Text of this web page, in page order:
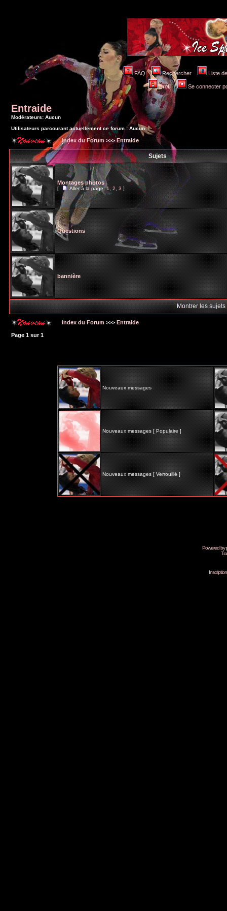
FAQ Rechercher Liste
Profil Se connecter
Entraide
Modérateurs: Aucun
Utilisateurs parcourant actuellement ce forum : Aucun
Index du Forum >>>Entraide
Sujets
Montages photos
[ Aller à la page:1,2,3]
Questions
bannière
Montrer les
Index du Forum >>> Entraide
Page 1 sur1
Nouveaux messages
Nouveaux messages [ Populaire ]
Nouveaux messages [ Verrouillé ]
Powered by